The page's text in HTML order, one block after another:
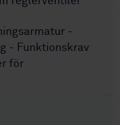
-
- Funktionskrav
för